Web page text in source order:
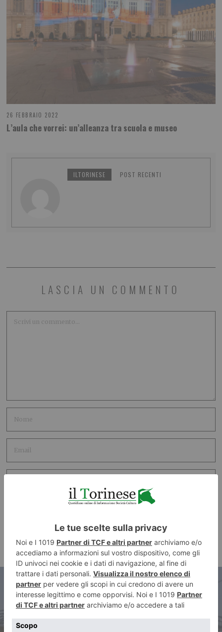
26 FEBBRAIO 2022
L’aula che vorrei: un’alleanza tra scuola e museo
ILTORINESE POST RECENTI
LASCIA UN COMMENTO